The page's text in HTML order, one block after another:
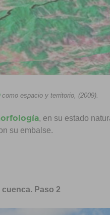
como espacio y territorio, (2009).
, en su estado
su embalse.
Paso 2